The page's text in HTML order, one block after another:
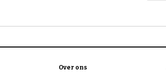
Over ons